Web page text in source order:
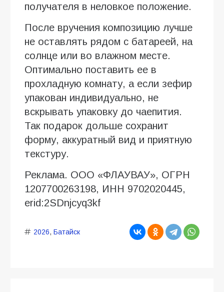
получателя в неловкое положение.
После вручения композицию лучше
не оставлять рядом с батареей, на
солнце или во влажном месте.
Оптимально поставить ее в
прохладную комнату, а если зефир
упакован индивидуально, не
вскрывать упаковку до чаепития.
Так подарок дольше сохранит
форму, аккуратный вид и приятную
текстуру.
Реклама. ООО «ФЛАУВАУ», ОГРН
1207700263198, ИНН 9702020445,
erid:2SDnjcyq3kf
2026, Батайск